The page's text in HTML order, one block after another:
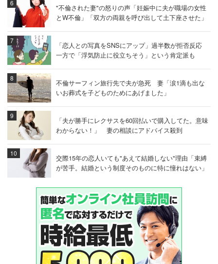
"不倫された妻"の怒りの声「妊娠中に夫が職場の女性
とW不倫」「双方の両親を呼び出して土下座させた」
「恋人との写真をSNSにアップ」過半数が拒否反応
一方で「浮気防止に役立ちそう」という肯定派も
不倫サーフィン旅行先で夫が急死 妻「涙1滴も出な
いお葬式を子どものためにあげました」
「夫が勝手にレクサスを60回払いで購入してた。意味
わからない！」 妻の相談にアドバイス殺到
交際15年の恋人いても"あえて結婚しない"理由「束縛
が苦手。結婚という制度そのものに特に憧れはない」